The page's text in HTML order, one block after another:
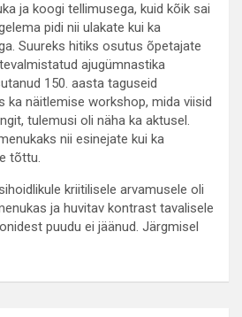
ja koogi tellimusega, kuid kõik sai
pidi nii ulakate kui ka
Suureks hitiks osutus õpetajate
ajugümnastika
150. aasta taguseid
ka näitlemise workshop, mida viisid
tulemusi oli näha ka aktusel.
nii esinejate kui ka
tõttu.
kriitilisele arvamusele oli
ja huvitav kontrast tavalisele
puudu ei jäänud. Järgmisel